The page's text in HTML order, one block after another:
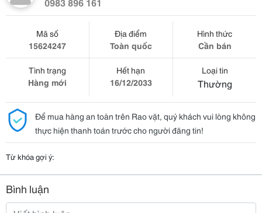
Mã số
15624247
Địa điểm
Toàn quốc
Hình thức
Cần bán
Tình trạng
Hàng mới
Hết hạn
16/12/2033
Loại tin
Thường
Để mua hàng an toàn trên Rao vặt, quý khách vui lòng không
thực hiện thanh toán trước cho người đăng tin!
Từ khóa gợi ý:
Bình luận